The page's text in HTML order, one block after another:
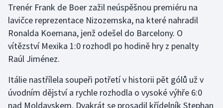
Rychlobruslení
Rychlostní kanoistika
Short track
Sportovní střelba
Stolní tenis
Trenér Frank de Boer zažil neúspěšnou premiéru na
lavičce reprezentace Nizozemska, na které nahradil
Ronalda Koemana, jenž odešel do Barcelony. O
vítězství Mexika 1:0 rozhodl po hodině hry z penalty
Raúl Jiménez.
Itálie nastřílela soupeři potřetí v historii pět gólů už v
úvodním dějství a rychle rozhodla o vysoké výhře 6:0
nad Moldavskem. Dvakrát se prosadil křídelník Stephan